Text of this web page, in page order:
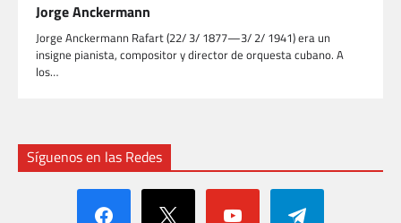
Jorge Anckermann
Jorge Anckermann Rafart (22/ 3/ 1877—3/ 2/ 1941) era un
insigne pianista, compositor y director de orquesta cubano. A
los…
Síguenos en las Redes
facebook x youtube telegram